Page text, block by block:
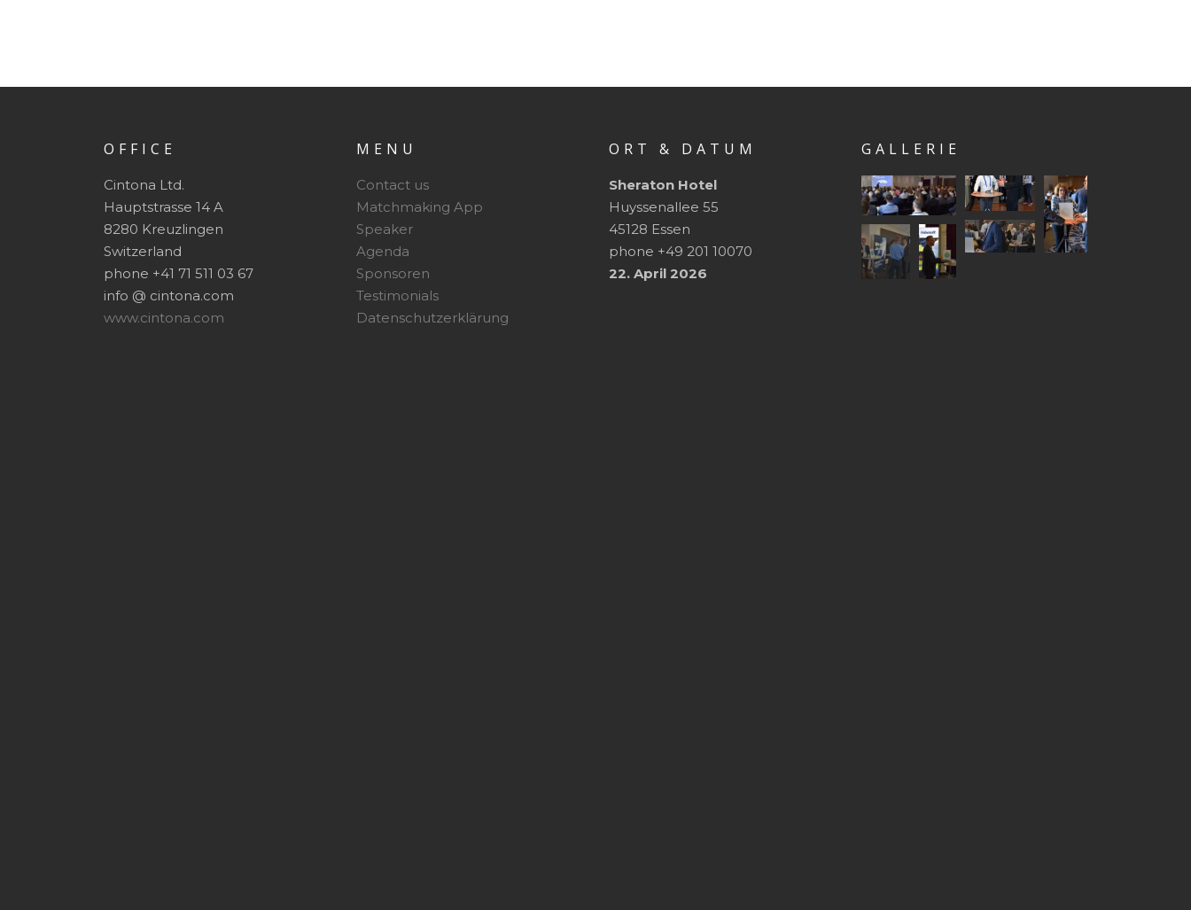
OFFICE
Cintona Ltd.
Hauptstrasse 14 A
8280 Kreuzlingen
Switzerland
phone +41 71 511 03 67
info @ cintona.com
www.cintona.com
MENU
Contact us
Matchmaking App
Speaker
Agenda
Sponsoren
Testimonials
Datenschutzerklärung
ORT & DATUM
Sheraton Hotel
Huyssenallee 55
45128 Essen
phone +49 201 10070
22. April 2026
GALLERIE